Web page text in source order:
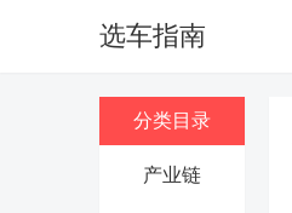
选车指南
分类目录
产业链